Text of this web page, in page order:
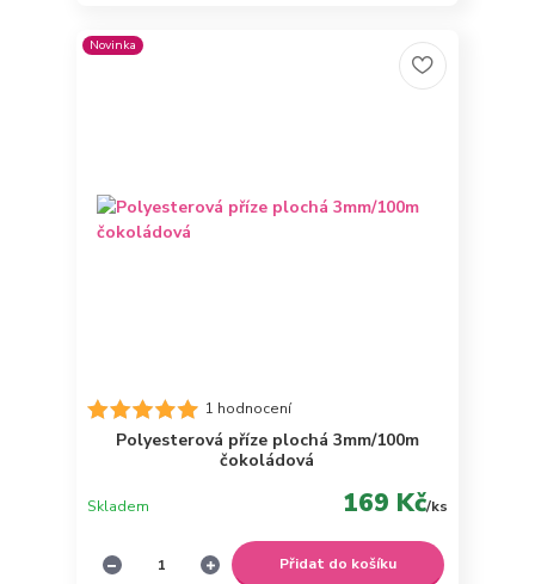
Novinka
1 hodnocení
Polyesterová příze plochá 3mm/100m
čokoládová
169 Kč/ks
Skladem
Přidat do košíku